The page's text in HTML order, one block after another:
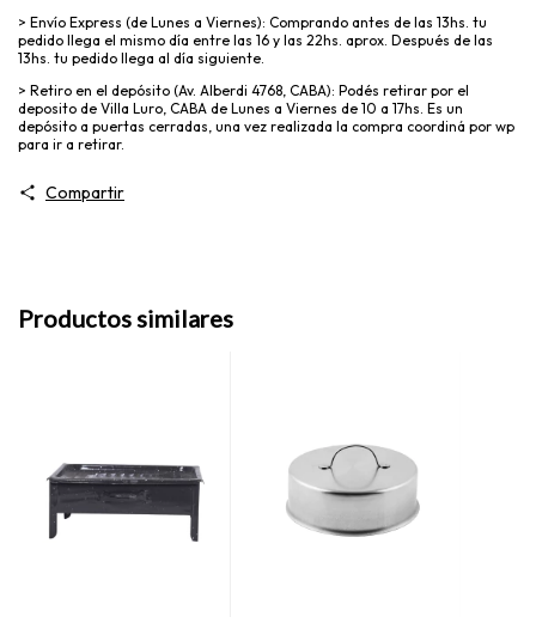
> Envío Express (de Lunes a Viernes): Comprando antes de las 13hs. tu
pedido llega el mismo día entre las 16 y las 22hs. aprox. Después de las
13hs. tu pedido llega al día siguiente.
> Retiro en el depósito (Av. Alberdi 4768, CABA): Podés retirar por el
deposito de Villa Luro, CABA de Lunes a Viernes de 10 a 17hs. Es un
depósito a puertas cerradas, una vez realizada la compra coordiná por wp
para ir a retirar.
Compartir
Productos similares